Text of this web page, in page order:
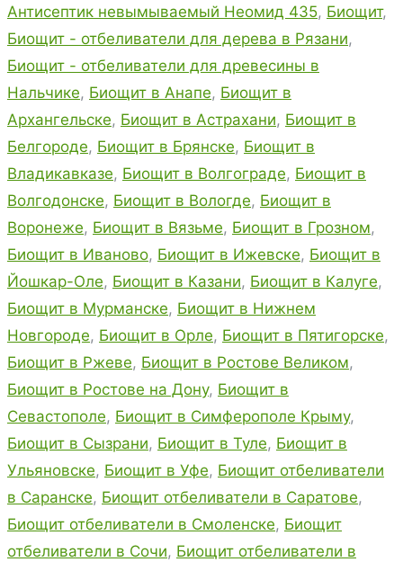
Антисептик невымываемый Неомид 435, Биощит,
Биощит - отбеливатели для дерева в Рязани,
Биощит - отбеливатели для древесины в
Нальчике, Биощит в Анапе, Биощит в
Архангельске, Биощит в Астрахани, Биощит в
Белгороде, Биощит в Брянске, Биощит в
Владикавказе, Биощит в Волгограде, Биощит в
Волгодонске, Биощит в Вологде, Биощит в
Воронеже, Биощит в Вязьме, Биощит в Грозном,
Биощит в Иваново, Биощит в Ижевске, Биощит в
Йошкар-Оле, Биощит в Казани, Биощит в Калуге,
Биощит в Мурманске, Биощит в Нижнем
Новгороде, Биощит в Орле, Биощит в Пятигорске,
Биощит в Ржеве, Биощит в Ростове Великом,
Биощит в Ростове на Дону, Биощит в
Севастополе, Биощит в Симферополе Крыму,
Биощит в Сызрани, Биощит в Туле, Биощит в
Ульяновске, Биощит в Уфе, Биощит отбеливатели
в Саранске, Биощит отбеливатели в Саратове,
Биощит отбеливатели в Смоленске, Биощит
отбеливатели в Сочи, Биощит отбеливатели в